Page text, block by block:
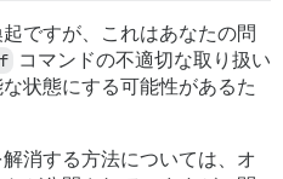
ですが、これはあなたの問
コマンドの不適切な取り扱い
状態にする可能性があるた
消する方法については、オ